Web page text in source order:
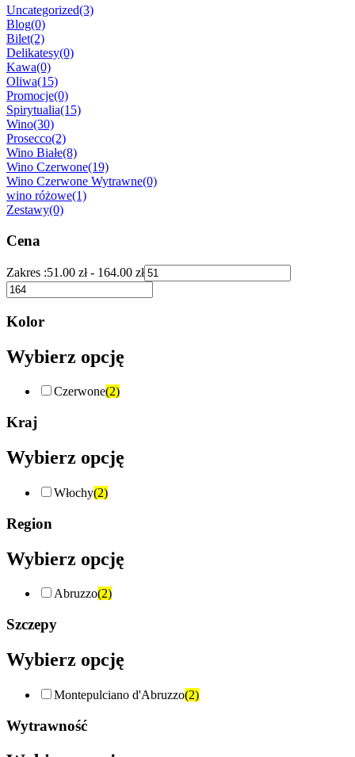
Uncategorized(3)
Blog(0)
Bilet(2)
Delikatesy(0)
Kawa(0)
Oliwa(15)
Promocje(0)
Spirytualia(15)
Wino(30)
Prosecco(2)
Wino Białe(8)
Wino Czerwone(19)
Wino Czerwone Wytrawne(0)
wino różowe(1)
Zestawy(0)
Cena
Zakres :51.00 zł- 164.00 zł
Kolor
Wybierz opcję
Czerwone(2)
Kraj
Wybierz opcję
Włochy(2)
Region
Wybierz opcję
Abruzzo(2)
Szczepy
Wybierz opcję
Montepulciano d'Abruzzo(2)
Wytrawność